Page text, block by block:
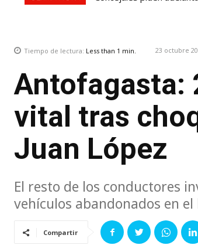
Tiempo de lectura: Less than 1 min. 23 octubre
Antofagasta:
vital tras
Juan López
El resto de los conductores
vehículos abandonados en
Compartir